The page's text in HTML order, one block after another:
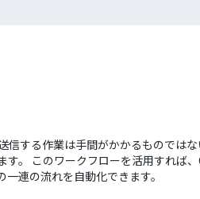
する作業は手間がかかるものでは
。 このワークフローを活用すれ
連の流れを自動化できます。